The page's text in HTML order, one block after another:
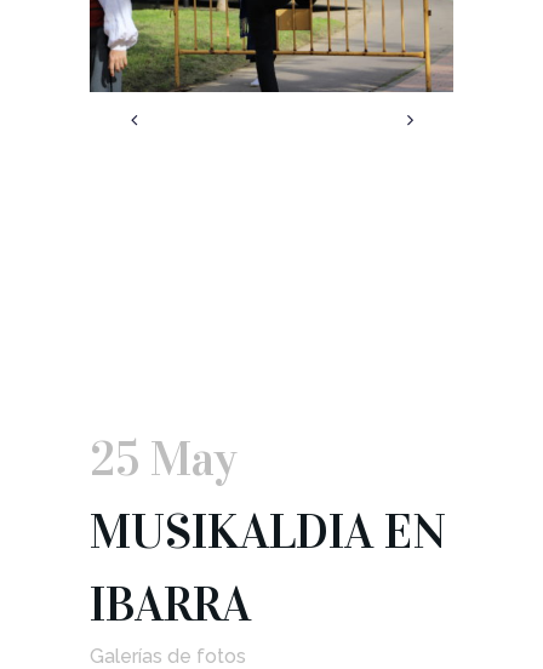
25 May
MUSIKALDIA EN
IBARRA
Galerías de fotos